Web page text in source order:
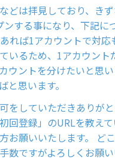
どは拝見しており、き
する事になり、下記
ば1アカウントで対応
いるため、1アカウン
ウントを分けたいと思
思います。
をしていただきありが
回登録」のURLを教え
お願いいたします。 ど
ですがよろしくお願い